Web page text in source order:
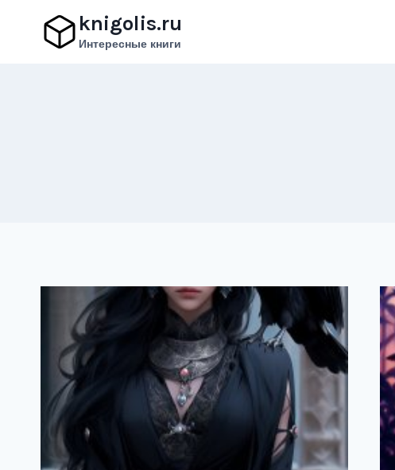
содержимому
knigolis.ru
Интересные книги